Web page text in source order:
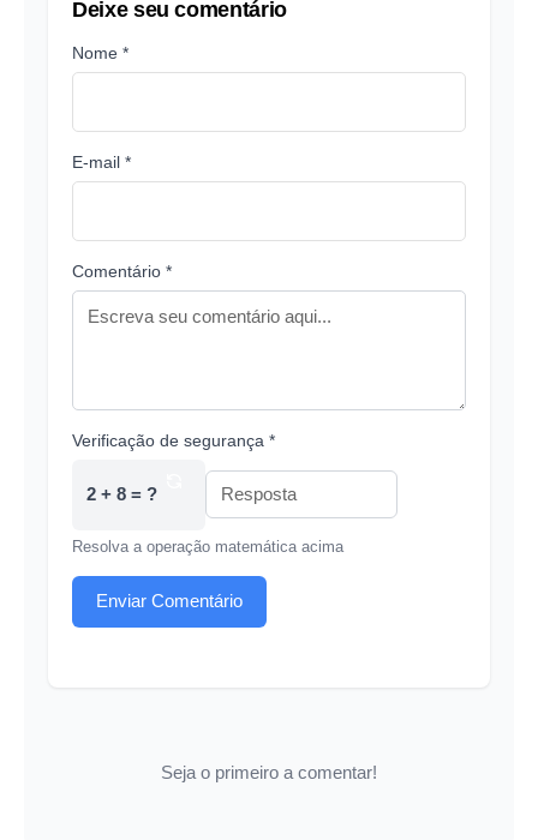
Deixe seu comentário
Nome *
E-mail *
Comentário *
Verificação de segurança *
2 + 8 = ?
Resolva a operação matemática acima
Enviar Comentário
Seja o primeiro a comentar!